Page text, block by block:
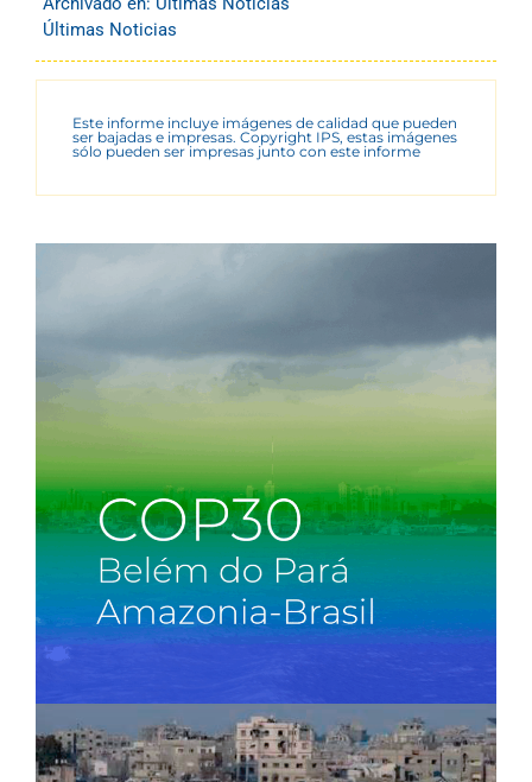
Últimas Noticias
Este informe incluye imágenes de calidad que pueden
ser bajadas e impresas. Copyright IPS, estas imágenes
sólo pueden ser impresas junto con este informe